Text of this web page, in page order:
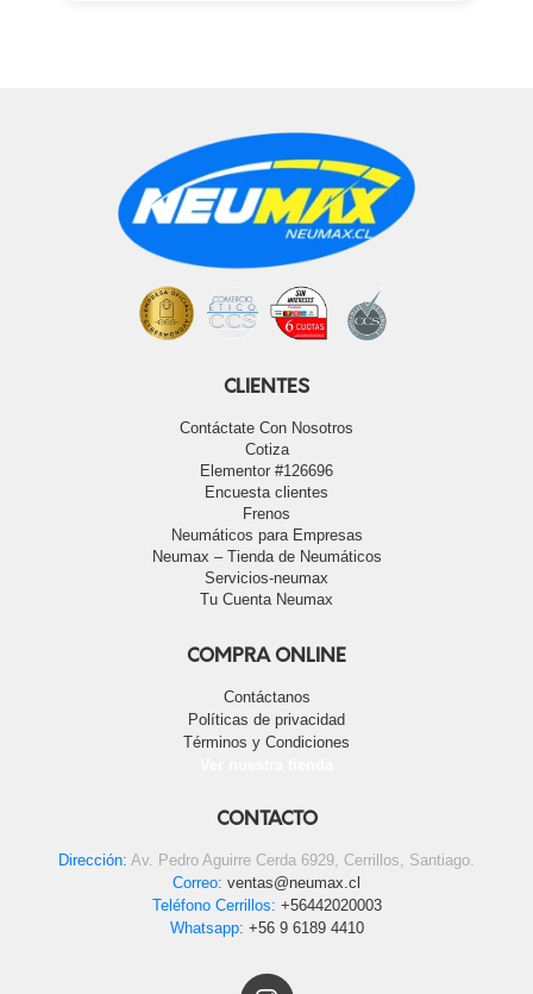
CLIENTES
Contáctate Con Nosotros
Cotiza
Elementor #126696
Encuesta clientes
Frenos
Neumáticos para Empresas
Neumax – Tienda de Neumáticos
Servicios-neumax
Tu Cuenta Neumax
COMPRA ONLINE
Contáctanos
Políticas de privacidad
Términos y Condiciones
CONTACTO
Dirección: Av. Pedro Aguirre Cerda 6929, Cerrillos, Santiago.
Correo: ventas@neumax.cl
Teléfono Cerrillos: +56442020003
Whatsapp: +56 9 6189 4410